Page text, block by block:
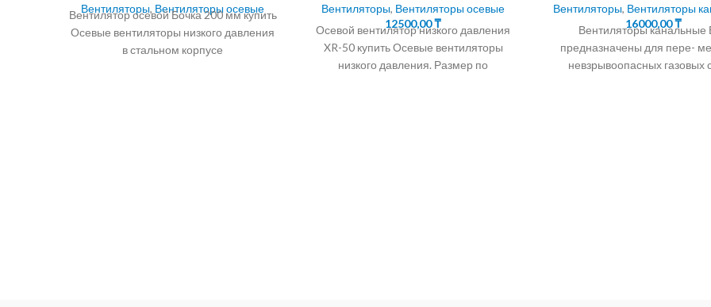
Вентиляторы, Вентиляторы осевые
Вентилятор осевой Бочка 200 мм купить
Осевые вентиляторы низкого давления
в стальном корпусе
Вентиляторы, Вентиляторы осевые
12500,00₸
Осевой вентилятор низкого давления
XR-50 купить Осевые вентиляторы
низкого давления. Размер по
Вентиляторы, Вентиляторы
16000,00₸
Вентиляторы канальные
предназначены для пере-
невзрывоопасных газовых